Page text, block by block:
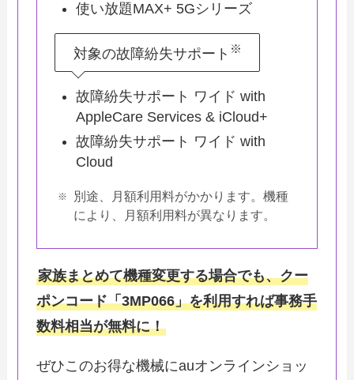
使い放題MAX+ 5Gシリーズ
対象の故障紛失サポート ※
故障紛失サポート ワイド with
AppleCare Services & iCloud+
故障紛失サポート ワイド with
Cloud
別途、月額利用料がかかります。機種
により、月額利用料が異なります。
家族まとめて機種変更する場合でも、クー
ポンコード「3MP066」を利用すれば事務手
数料相当が無料に！
ぜひこのお得な機械にauオンラインショッ